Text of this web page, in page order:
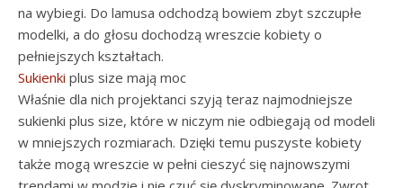
na wybiegi. Do lamusa odchodzą bowiem zbyt szczupłe
modelki, a do głosu dochodzą wreszcie kobiety o
pełniejszych kształtach.
Sukienki plus size mają moc
Właśnie dla nich projektanci szyją teraz najmodniejsze
sukienki plus size, które w niczym nie odbiegają od modeli
w mniejszych rozmiarach. Dzięki temu puszyste kobiety
także mogą wreszcie w pełni cieszyć się najnowszymi